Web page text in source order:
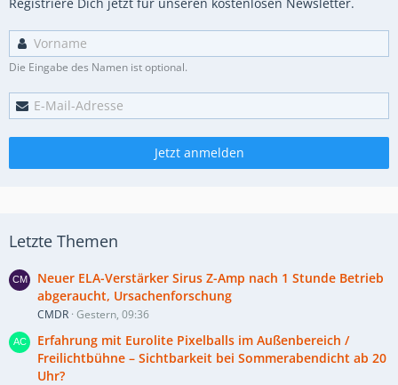
Die Eingabe des Namen ist optional.
Jetzt anmelden
Letzte Themen
Neuer ELA-Verstärker Sirus Z-Amp nach 1 Stunde Betrieb
abgeraucht, Ursachenforschung
CMDR Gestern, 09:36
Erfahrung mit Eurolite Pixelballs im Außenbereich /
Freilichtbühne – Sichtbarkeit bei Sommerabendicht ab 20
Uhr?